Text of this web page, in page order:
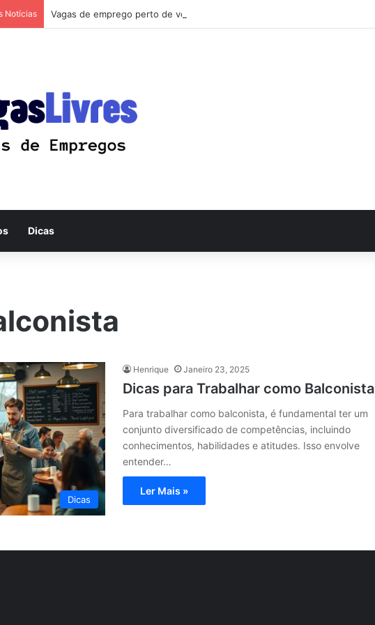
Notícias Vagas de emprego perto de você: o guia que vai mudar sua busca
Dicas
Dicas
Henrique Janeiro 23, 2025
Dicas para Trabalhar como Balconista
Para trabalhar como balconista, é fundamental ter um
conjunto diversificado de competências, incluindo
conhecimentos, habilidades e atitudes. Isso envolve
entender…
Ler Mais »